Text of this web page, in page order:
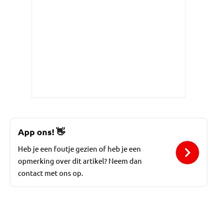
App ons!👋
Heb je een foutje gezien of heb je een
opmerking over dit artikel? Neem dan
contact met ons op.